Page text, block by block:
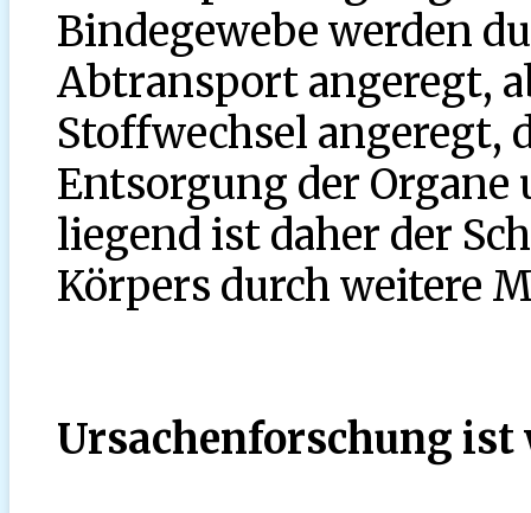
Bindegewebe werden
Abtransport angeregt,
Stoffwechsel angeregt,
Entsorgung der Organe
liegend ist daher der
Körpers durch weitere
Ursachenforschung